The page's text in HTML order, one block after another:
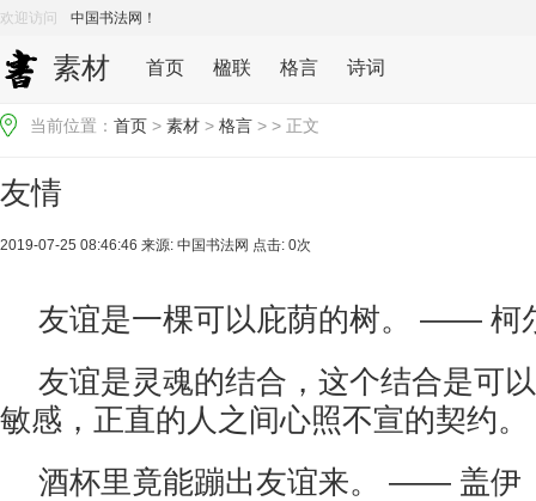
欢迎访问 中国书法网！
素材 首页 楹联 格言 诗词
当前位置： 首页 > 素材 > 格言 > > 正文
友情
2019-07-25 08:46:46 来源: 中国书法网 点击: 0次
友谊是一棵可以庇荫的树。 —— 柯
友谊是灵魂的结合，这个结合是可
敏感，正直的人之间心照不宣的契约
酒杯里竟能蹦出友谊来。 —— 盖伊